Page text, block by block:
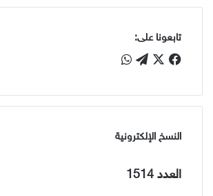
تابعونا على:
فيسبوك
‫X تيلقرامواتساب
النسخ الإلكترونية
العدد 1514